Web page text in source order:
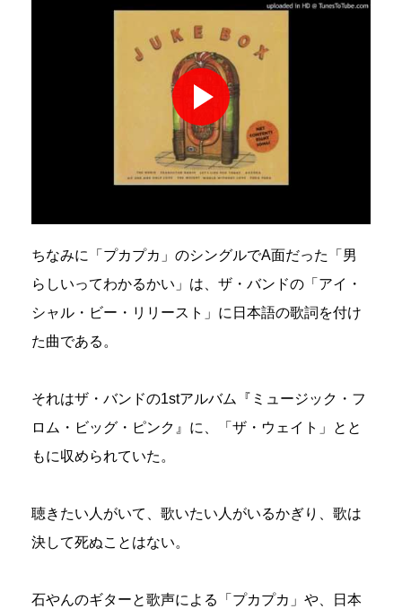
ちなみに「プカプカ」のシングルでA面だった「男
らしいってわかるかい」は、ザ・バンドの「アイ・
シャル・ビー・リリースト」に日本語の歌詞を付け
た曲である。
それはザ・バンドの1stアルバム『ミュージック・フ
ロム・ビッグ・ピンク』に、「ザ・ウェイト」とと
もに収められていた。
聴きたい人がいて、歌いたい人がいるかぎり、歌は
決して死ぬことはない。
石やんのギターと歌声による「プカプカ」や、日本